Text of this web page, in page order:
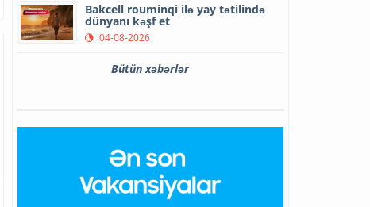
Bakcell rouminqi ilə yay tətilində
dünyanı kəşf et
04-08-2026
Bütün xəbərlər